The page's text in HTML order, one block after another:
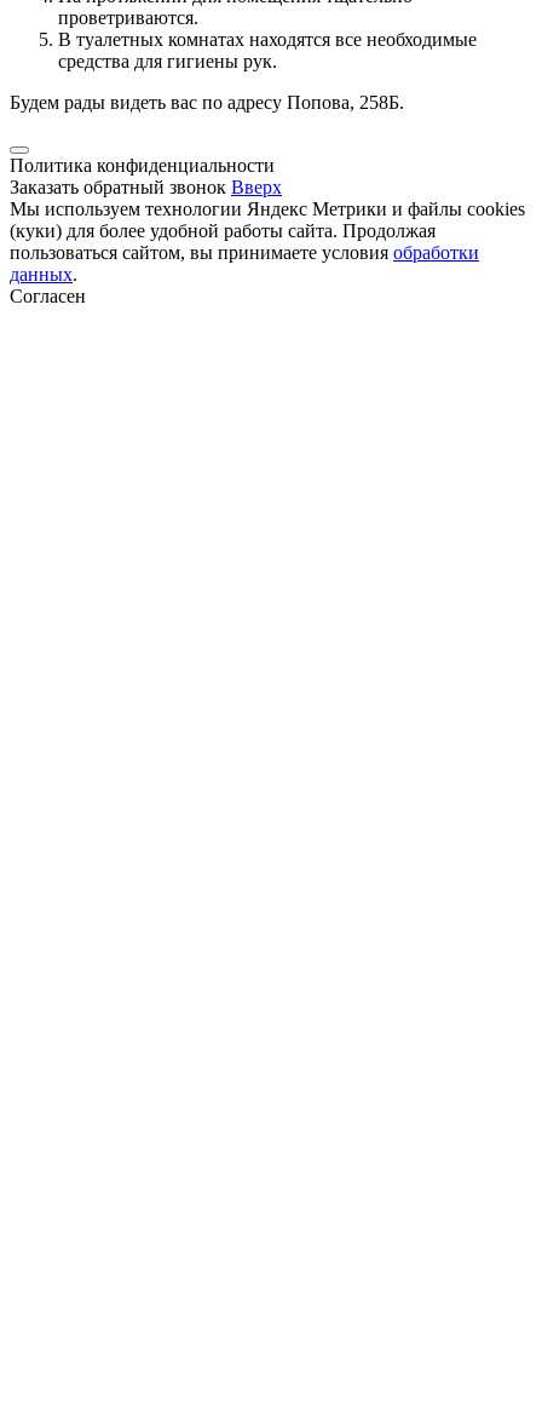
проветриваются.
В туалетных комнатах находятся все необходимые
средства для гигиены рук.
Будем рады видеть вас по адресу Попова, 258Б.
Политика конфиденциальности
Заказать обратный звонок Вверх
Мы используем технологии Яндекс Метрики и файлы cookies
(куки) для более удобной работы сайта. Продолжая
пользоваться сайтом, вы принимаете условия обработки
данных.
Согласен